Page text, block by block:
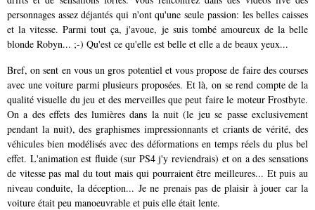
personnages assez déjantés qui n'ont qu'une seule passion: les belles caisses
et la vitesse. Parmi tout ça, j'avoue, je suis tombé amoureux de la belle
blonde Robyn... ;-) Qu'est ce qu'elle est belle et elle a de beaux yeux...
Bref, on sent en vous un gros potentiel et vous propose de faire des courses
avec une voiture parmi plusieurs proposées. Et là, on se rend compte de la
qualité visuelle du jeu et des merveilles que peut faire le moteur Frostbyte.
On a des effets des lumières dans la nuit (le jeu se passe exclusivement
pendant la nuit), des graphismes impressionnants et criants de vérité, des
véhicules bien modélisés avec des déformations en temps réels du plus bel
effet. L'animation est fluide (sur PS4 j'y reviendrais) et on a des sensations
de vitesse pas mal du tout mais qui pourraient être meilleures... Et puis au
niveau conduite, la déception... Je ne prenais pas de plaisir à jouer car la
voiture était peu manoeuvrable et puis elle était lente.